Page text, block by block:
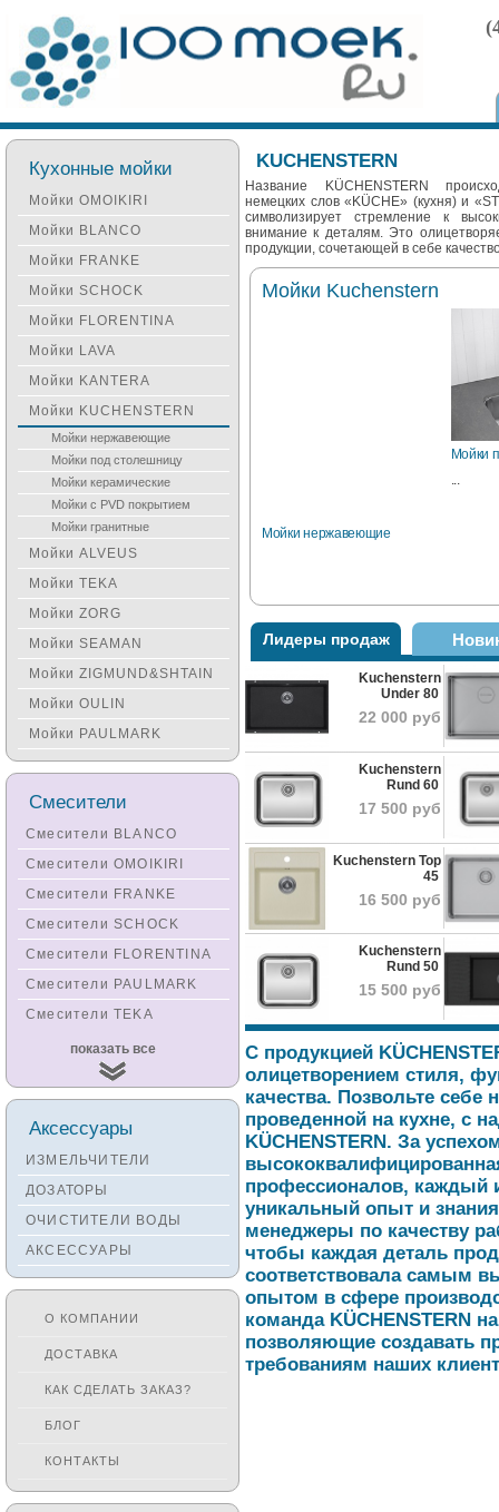
KUCHENSTERN
Название KÜCHENSTERN
немецких слов «KÜCHE» (кухня) и
символизирует стремление к
внимание к деталям. Это
продукции, сочетающей в себе
Мойки Kuchenstern
Мойки нержавеющие
Мойки
...
Мойки с PVD покрытием
...
...
Лидеры продаж
Kuchenstern
Under 80
22 000 руб
Kuchenstern
Rund 60
17 500 руб
Kuchenstern Top
45
16 500 руб
Kuchenstern
Rund 50
15 500 руб
С продукцией
олицетворением стиля,
качества. Позвольте себе
проведенной на кухне, с
KÜCHENSTERN. За
профессионалов, каждый
уникальный опыт и
менеджеры по качеству
чтобы каждая деталь
соответствовала самым
опытом в сфере
команда KÜCHENSTERN
позволяющие создавать
требованиям наших
Кухонные мойки
Мойки OMOIKIRI
Мойки BLANCO
Мойки FRANKE
Мойки SCHOCK
Мойки FLORENTINA
Мойки LAVA
Мойки KANTERA
Мойки KUCHENSTERN
Мойки нержавеющие
Мойки под столешницу
Мойки керамические
Мойки с PVD покрытием
Мойки гранитные
Мойки ALVEUS
Мойки TEKA
Мойки ZORG
Мойки SEAMAN
Мойки ZIGMUND&SHTAIN
Мойки OULIN
Мойки PAULMARK
Смесители
Смесители BLANCO
Смесители OMOIKIRI
Смесители FRANKE
Смесители SCHOCK
Смесители FLORENTINA
Смесители PAULMARK
Смесители TEKA
Смесители
KUCHENSTERN
Смесители ZORG
Смесители KANTERA
Смесители SEAMAN
Смесители
Zigmund&Shtain
Смесители OULIN
Смесители под бронзу
показать все
Аксессуары
ИЗМЕЛЬЧИТЕЛИ
ДОЗАТОРЫ
ОЧИСТИТЕЛИ ВОДЫ
АКСЕССУАРЫ
О КОМПАНИИ
ДОСТАВКА
КАК СДЕЛАТЬ ЗАКАЗ?
БЛОГ
КОНТАКТЫ